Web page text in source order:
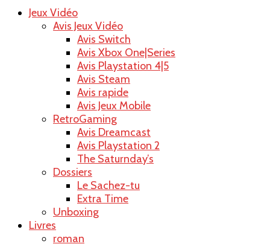
Raoul le
blog
Jeux Vidéo
Avis Jeux Vidéo
Avis Switch
Avis Xbox One|Series
Avis Playstation 4|5
Avis Steam
Avis rapide
Avis Jeux Mobile
RetroGaming
Avis Dreamcast
Avis Playstation 2
The Saturnday’s
Dossiers
Le Sachez-tu
Extra Time
Unboxing
Livres
roman